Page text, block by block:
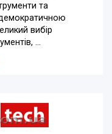
та
вибір
...